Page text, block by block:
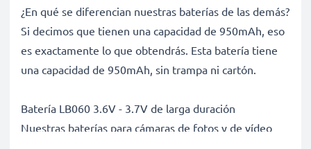
¿En qué se diferencian nuestras baterías de las demás?
Si decimos que tienen una capacidad de 950mAh, eso
es exactamente lo que obtendrás. Esta batería tiene
una capacidad de 950mAh, sin trampa ni cartón.
Batería LB060 3.6V - 3.7V de larga duración
Nuestras baterías para cámaras de fotos y de vídeo